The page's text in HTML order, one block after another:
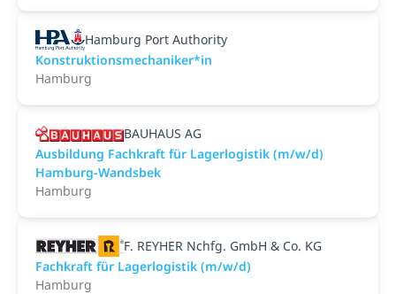
Hamburg Port Authority
Konstruktionsmechaniker*in
Hamburg
BAUHAUS AG
Ausbildung Fachkraft für Lagerlogistik (m/w/d)
Hamburg-Wandsbek
Hamburg
F. REYHER Nchfg. GmbH & Co. KG
Fachkraft für Lagerlogistik (m/w/d)
Hamburg